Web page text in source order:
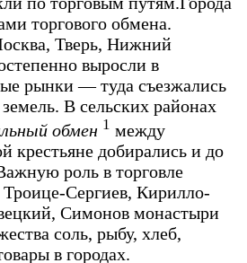
торгового обмена.
Тверь, Нижний
выросли в
рынки — туда съезжались
В сельских районах
обмен 1 между
крестьяне добирались и до
роль в торговле
Сергиев, Кирилло-
Симонов монастыри
соль, рыбу, хлеб,
в городах.